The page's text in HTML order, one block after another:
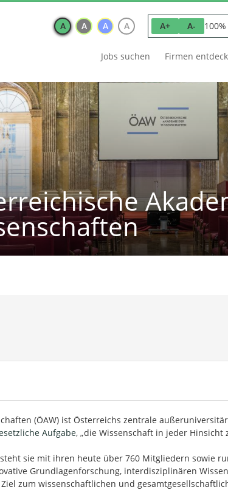
A A A A A+ A-
Jobs suchen Firmen
(ÖAW) ist Österreichs zentrale
Aufgabe, „die Wissenschaft in jeder Hinsicht
sie mit ihren heute über 760 Mitgliedern sowie
Grundlagenforschung, interdisziplinären
zum wissenschaftlichen und